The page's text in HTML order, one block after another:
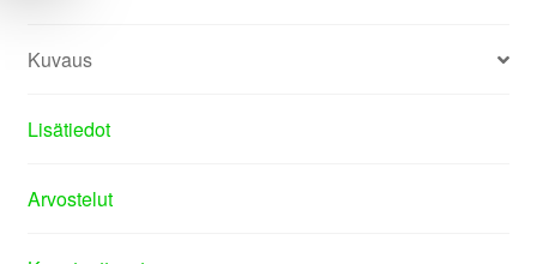
Kuvaus
Lisätiedot
Arvostelut